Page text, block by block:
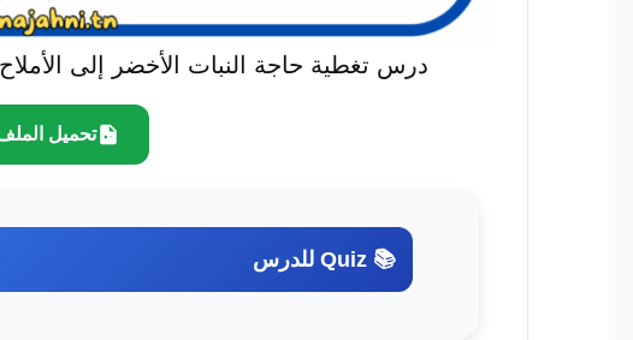
درس تغطية حاجة النبات الأخضر إلى
تحميل
📚 Quiz للدرس